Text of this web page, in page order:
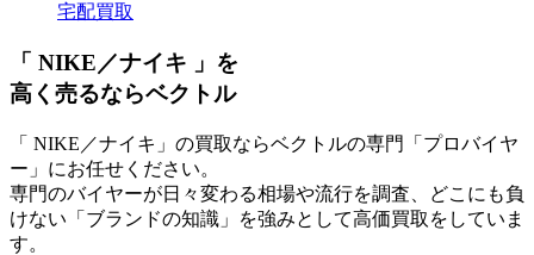
宅配買取
「 NIKE／ナイキ 」を
高く売るならベクトル
「 NIKE／ナイキ」の買取ならベクトルの専門「プロバイヤ
ー」にお任せください。
専門のバイヤーが日々変わる相場や流行を調査、どこにも負
けない「ブランドの知識」を強みとして高価買取をしていま
す。